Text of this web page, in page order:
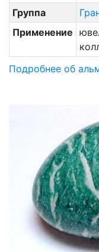
Группа
Применение
Подробнее об